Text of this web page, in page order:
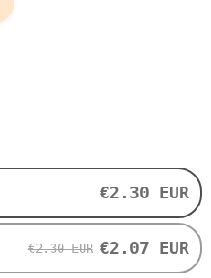
€2.30 EUR
€2.30 EUR €2.07 EUR